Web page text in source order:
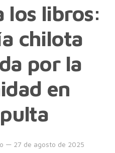
los libros:
chilota
por la
en
— 27 de agosto de 2025